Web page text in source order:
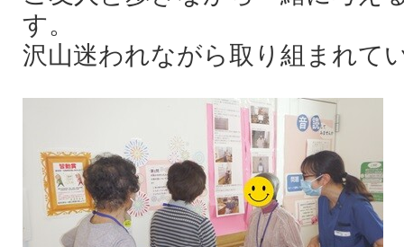
す。
沢山迷われながら取り組まれて